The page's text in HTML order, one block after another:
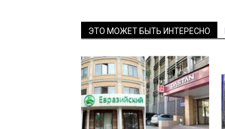
ЭТО МОЖЕТ БЫТЬ ИНТЕРЕСНО